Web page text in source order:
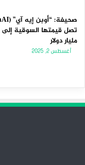
مليار دولار
أغسطس 2, 2025